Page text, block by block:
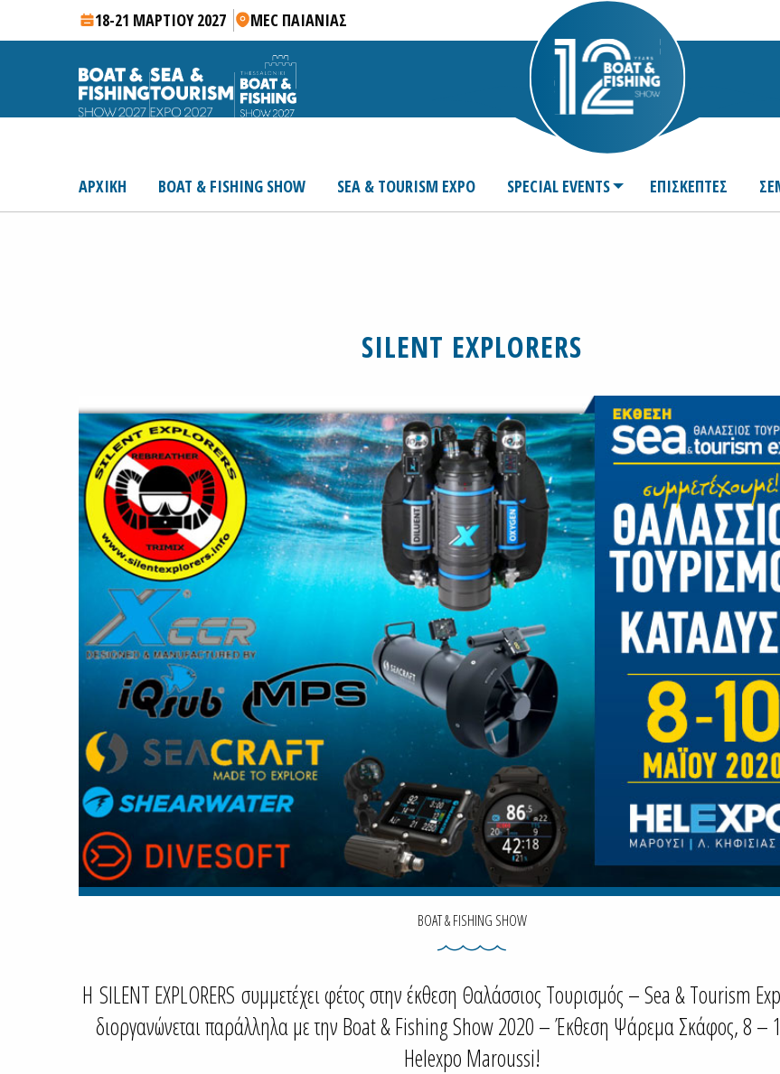
18-21 ΜΑΡΤΙΟΥ 2027 MEC ΠΑΙΑΝΙΑΣ
ΑΡΧΙΚΗ BOAT & FISHING SHOW SEA & TOURISM EXPO SPECIAL EVENTS ΕΠΙΣΚΕΠΤΕΣ
SILENT EXPLORERS
BOAT & FISHING SHOW
Η SILENT EXPLORERS συμμετέχει φέτος στην έκθεση Θαλάσσιος Τουρισμός – Sea & Tourism
διοργανώνεται παράλληλα με την Boat & Fishing Show 2020 – Έκθεση Ψάρεμα Σκάφος, 8 –
Helexpo Maroussi!